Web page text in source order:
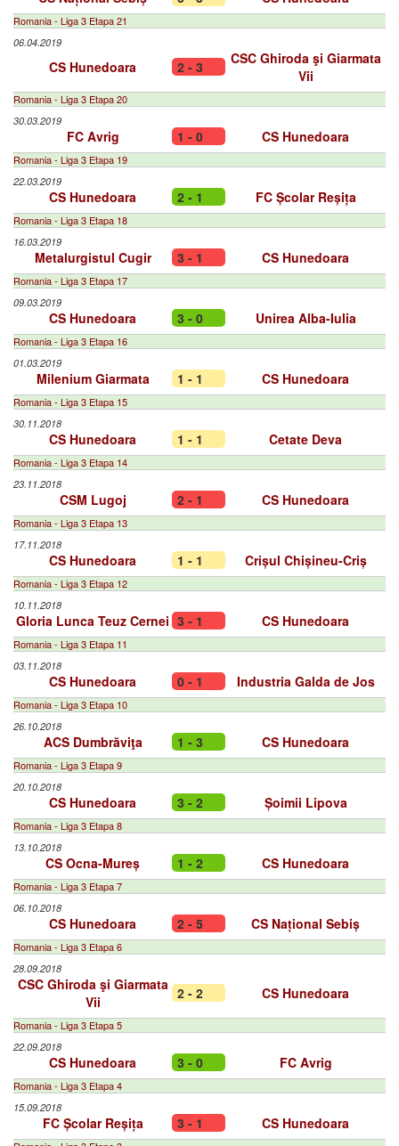
Romania - Liga 3 Etapa 21
06.04.2019
CS Hunedoara 2 - 3
CSC Ghiroda şi Giarmata
Vii
Romania - Liga 3 Etapa 20
30.03.2019
FC Avrig 1 - 0 CS Hunedoara
Romania - Liga 3 Etapa 19
22.03.2019
CS Hunedoara 2 - 1 FC Școlar Reșița
Romania - Liga 3 Etapa 18
16.03.2019
Metalurgistul Cugir 3 - 1 CS Hunedoara
Romania - Liga 3 Etapa 17
09.03.2019
CS Hunedoara 3 - 0 Unirea Alba-Iulia
Romania - Liga 3 Etapa 16
01.03.2019
Milenium Giarmata 1 - 1 CS Hunedoara
Romania - Liga 3 Etapa 15
30.11.2018
CS Hunedoara 1 - 1 Cetate Deva
Romania - Liga 3 Etapa 14
23.11.2018
CSM Lugoj 2 - 1 CS Hunedoara
Romania - Liga 3 Etapa 13
17.11.2018
CS Hunedoara 1 - 1 Crișul Chișineu-Criș
Romania - Liga 3 Etapa 12
10.11.2018
Gloria Lunca Teuz Cernei 3 - 1 CS Hunedoara
Romania - Liga 3 Etapa 11
03.11.2018
CS Hunedoara 0 - 1 Industria Galda de Jos
Romania - Liga 3 Etapa 10
26.10.2018
ACS Dumbrăviţa 1 - 3 CS Hunedoara
Romania - Liga 3 Etapa 9
20.10.2018
CS Hunedoara 3 - 2 Șoimii Lipova
Romania - Liga 3 Etapa 8
13.10.2018
CS Ocna-Mureș 1 - 2 CS Hunedoara
Romania - Liga 3 Etapa 7
06.10.2018
CS Hunedoara 2 - 5 CS Național Sebiș
Romania - Liga 3 Etapa 6
28.09.2018
CSC Ghiroda şi Giarmata
Vii
2 - 2 CS Hunedoara
Romania - Liga 3 Etapa 5
22.09.2018
CS Hunedoara 3 - 0 FC Avrig
Romania - Liga 3 Etapa 4
15.09.2018
FC Școlar Reșița 3 - 1 CS Hunedoara